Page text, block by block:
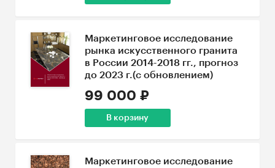
Маркетинговое исследование
рынка искусственного гранита
в России 2014-2018 гг., прогноз
до 2023 г.(с обновлением)
99 000 ₽
В корзину
Маркетинговое исследование